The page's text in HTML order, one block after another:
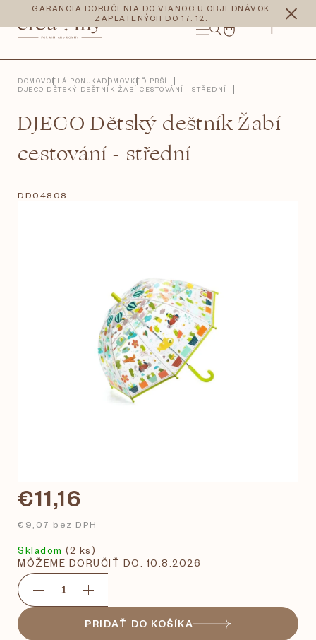
obsah
GARANCIA DORUČENIA DO VIANOC U OBJEDNÁVOK
ZAPLATENÝCH DO 17. 12.
NÁKUPNÝ
CZK EUR
DOMOVCELÁ PONUKADOMOV KEĎ PRŠÍ
DJECO DĚTSKÝ DEŠTNÍK ŽABÍ CESTOVÁNÍ - STŘEDNÍ
DJECO Dětský deštník Žabí
cestování - střední
DD04808
€11,16
€9,07 bez DPH
Skladom (2 ks)
MÔŽEME DORUČIŤ DO: 10.8.2026
PRIDAŤ DO KOŠÍKA